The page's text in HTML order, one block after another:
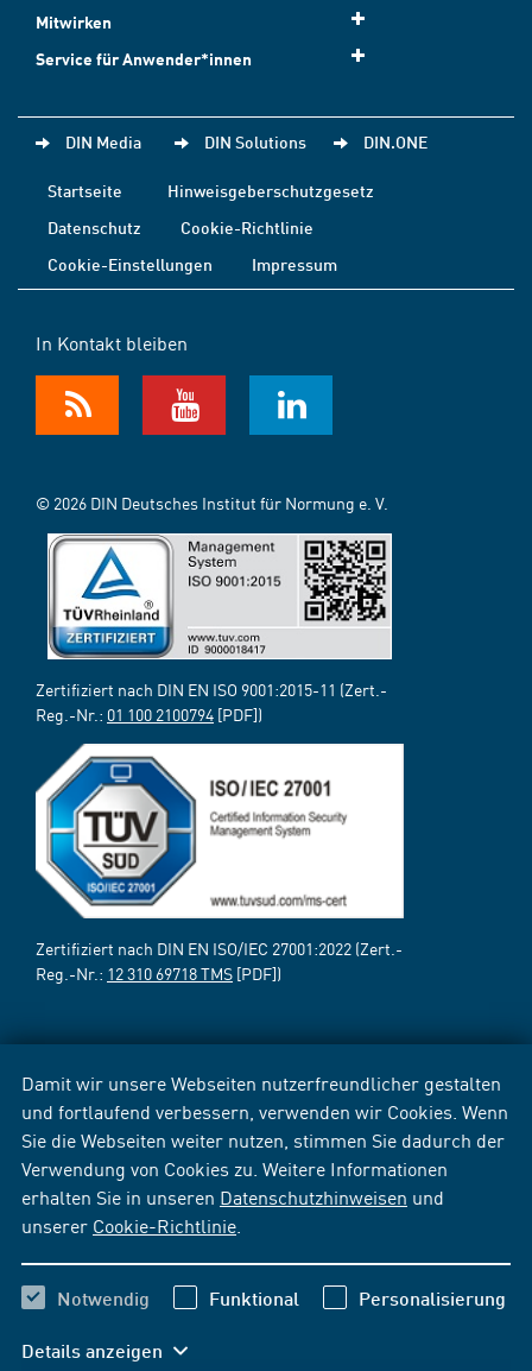
Damit wir unsere Webseiten nutzerfreundlicher gestalten
und fortlaufend verbessern, verwenden wir Cookies. Wenn
Sie die Webseiten weiter nutzen, stimmen Sie dadurch der
Verwendung von Cookies zu. Weitere Informationen
erhalten Sie in unseren Datenschutzhinweisen und
unserer Cookie-Richtlinie
Notwendig Funktional Personalisierung
Details anzeigen
Mitwirken
Service für Anwender*innen
DIN Media DIN Solutions DIN.ONE
Startseite
Hinweisgeberschutzgesetz
Datenschutz
Cookie-Richtlinie
Cookie-Einstellungen
Impressum
In Kontakt bleiben
© 2026 DIN Deutsches Institut für Normung e. V.
Zertifiziert nach DIN EN ISO 9001:2015-11 (Zert.-
Reg.-Nr.: 01 100 2100794 [PDF])
Zertifiziert nach DIN EN ISO/IEC 27001:2022 (Zert.-
Reg.-Nr.: 12 310 69718 TMS [PDF])